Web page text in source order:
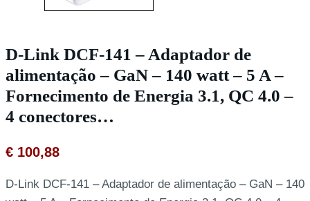
D-Link DCF-141 – Adaptador de
alimentação – GaN – 140 watt – 5 A –
Fornecimento de Energia 3.1, QC 4.0 –
4 conectores…
€ 100,88
D-Link DCF-141 – Adaptador de alimentação – GaN – 140